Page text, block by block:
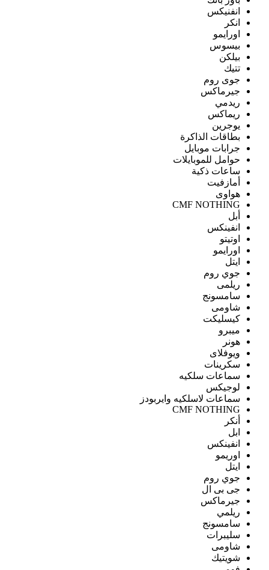
انفنيكس
انكر
اورايمو
بيسوس
بيلكن
تتيك
جوى روم
جيرماكس
ريدمي
ريماكس
يوجرين
بطاقات الذاكرة
جرابات موبايل
حوامل للموبايلات
ساعات ذكية
أمازفيت
هواوى
CMF NOTHING
أبل
انفينكس
اوتيتو
اورايمو
ايتل
جوي روم
ريلمى
سامسونج
شاومى
كيسليكت
ميبرو
هونر
ويوفلاى
سكرينات
سماعات سلكيه
لوجيكس
سماعات لاسلكيه وايربودز
CMF NOTHING
أنكر
ابل
انفينكس
اوريمو
ايتل
جوي روم
جى بى ال
جيرماكس
ريلمي
سامسونج
سليبرات
شاومى
شويتيك